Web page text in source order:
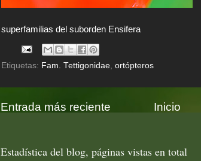
superfamilias del suborden Ensifera
Etiquetas: Fam. Tettigonidae ortópteros
Entrada más reciente Inicio
Estadística del blog, páginas vistas en total